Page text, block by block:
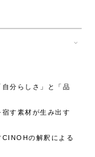
分らしさ」と「品
す素材が生み出す
CINOHの解釈による